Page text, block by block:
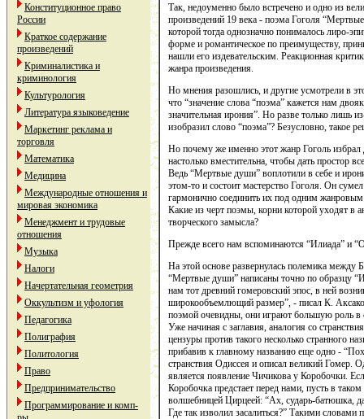
Конституционное право
России
Краткое содержание
произведений
Криминалистика и
криминология
Культурология
Литература языковедение
Маркетинг реклама и
торговля
Математика
Медицина
Международные отношения и
мировая экономика
Менеджмент и трудовые
отношения
Музыка
Налоги
Начертательная геометрия
Оккультизм и уфология
Педагогика
Полиграфия
Политология
Право
Предпринимательство
Программирование и комп-
Так, недоуменно было встречено и одно из
произведений 19 века - поэма Гоголя
которой тогда однозначно понималось лиро-
форме и романтическое по преимуществу,
нашли его издевательским. Реакционная
жанра произведения.
Но мнения разошлись, и другие усмотрели в
что “значение слова “поэма” кажется нам
значительная ирония”. Но разве только лишь
изобразил слово “поэма”? Безусловно, такое
Но почему же именно этот жанр Гоголь
настолько вместительна, чтобы дать
Ведь “Мертвые души” воплотили в себе и
этом-то и состоит мастерство Гоголя. Он
гармонично соединить их под одним
Какие из черт поэмы, корни которой уходят в
творческого замысла?
Прежде всего нам вспоминаются “Илиада” и
На этой основе развернулась полемика
“Мертвые души” написаны точно по образцу
нам тот древний гомеровский эпос, в ней
широкообъемлющий размер”, - писал К.
поэмой очевидны, они играют большую роль в
Уже начиная с заглавия, аналогия со
цензуры против такого несколько странного
прибавив к главному названию еще одно -
странствия Одиссея и описал великий Гомер.
является появление Чичикова у Коробочки.
Коробочка предстает перед нами, пусть в
волшебницей Цирцеей: “Ах, сударь-батюшка,
Где так изволил засалиться?” Такими словами